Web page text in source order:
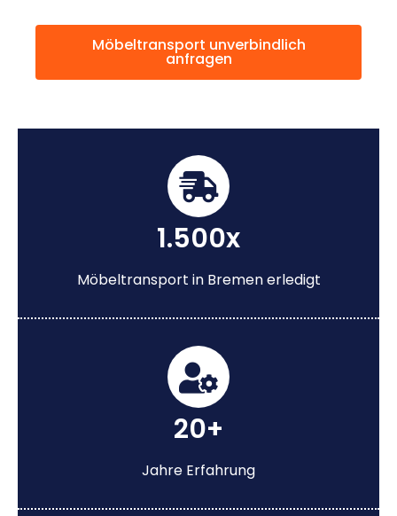
Möbeltransport unverbindlich
anfragen
1.500x
Möbeltransport in Bremen erledigt
20+
Jahre Erfahrung